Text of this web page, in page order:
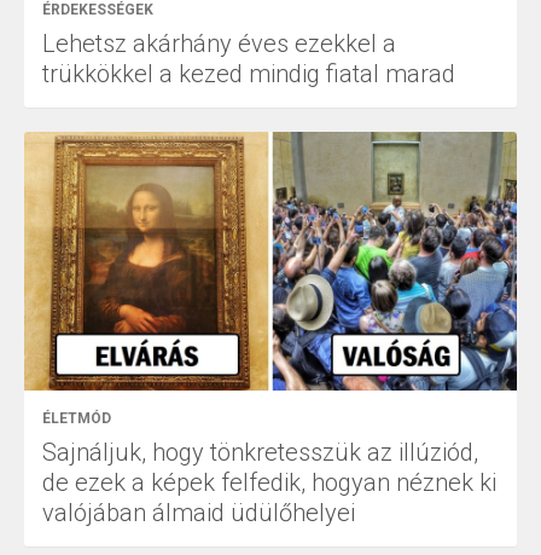
ÉRDEKESSÉGEK
Lehetsz akárhány éves ezekkel a
trükkökkel a kezed mindig fiatal marad
ÉLETMÓD
Sajnáljuk, hogy tönkretesszük az illúziód,
de ezek a képek felfedik, hogyan néznek ki
valójában álmaid üdülőhelyei